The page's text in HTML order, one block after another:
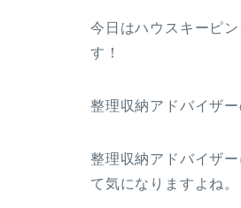
今日はハウスキーピ
す！
整理収納アドバイザ
整理収納アドバイザ
て気になりますよね。